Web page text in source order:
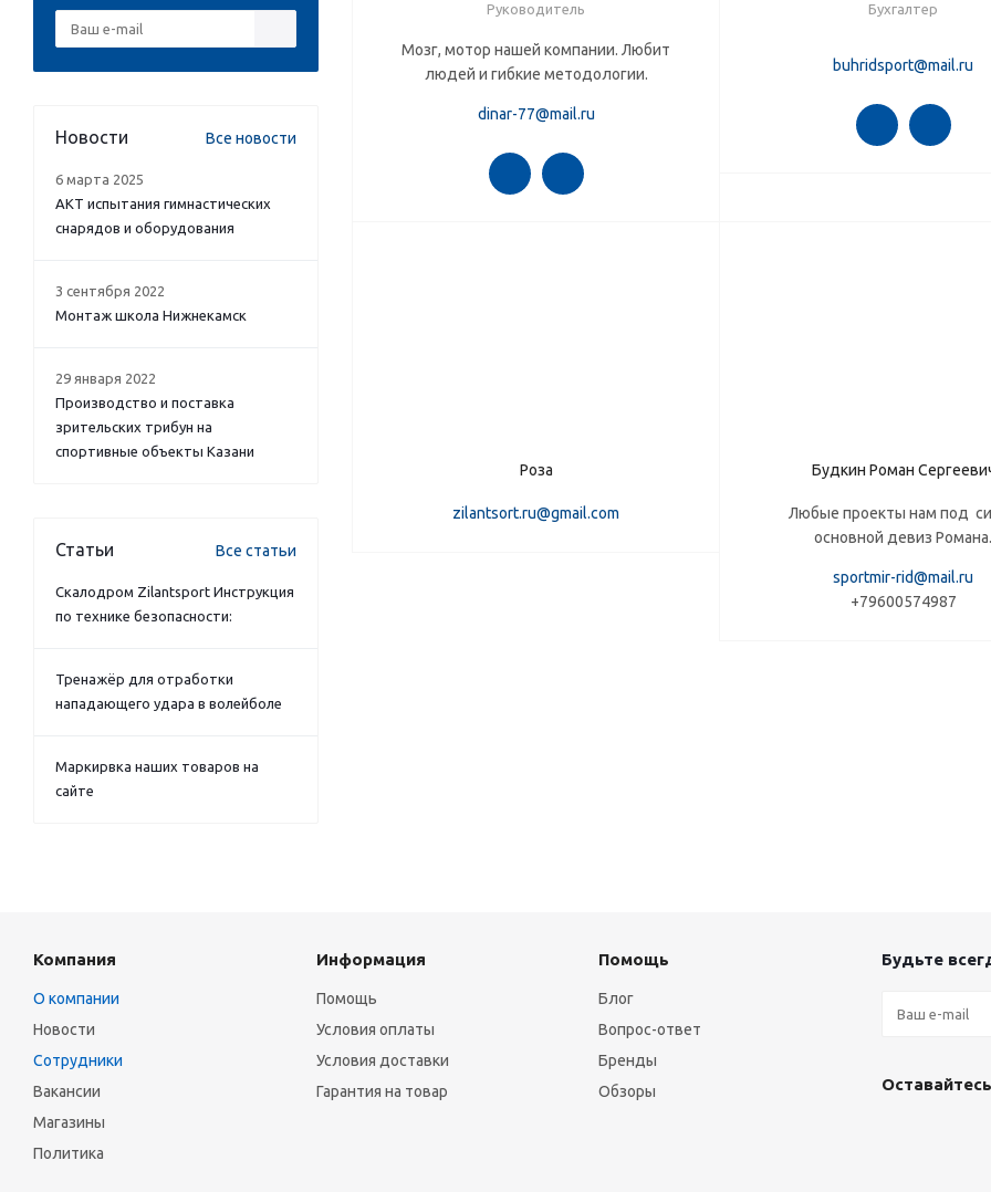
Руководитель
Мозг, мотор нашей компании. Любит
людей и гибкие методологии.
dinar-77@mail.ru
Бухгалтер
buhridsport@mail.ru
Роза
zilantsort.ru@gmail.com
Будкин Роман
Любые проекты нам под
основной девиз Романа.
sportmir-rid@mail.ru
+79600574987
Новости Все новости
6 марта 2025
АКТ испытания гимнастических
снарядов и оборудования
3 сентября 2022
Монтаж школа Нижнекамск
29 января 2022
Производство и поставка
зрительских трибун на
спортивные объекты Казани
Статьи Все статьи
Скалодром Zilantsport Инструкция
по технике безопасности:
Тренажёр для отработки
нападающего удара в волейболе
Маркирвка наших товаров на
сайте
Компания
О компании
Новости
Сотрудники
Вакансии
Магазины
Политика
Информация
Помощь
Условия оплаты
Условия доставки
Гарантия на товар
Помощь
Блог
Вопрос-ответ
Бренды
Обзоры
Будьте